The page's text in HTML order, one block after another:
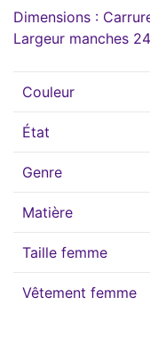
Dimensions :
Largeur manches
Couleur
État
Genre
Matière
Taille femme
Vêtement femme